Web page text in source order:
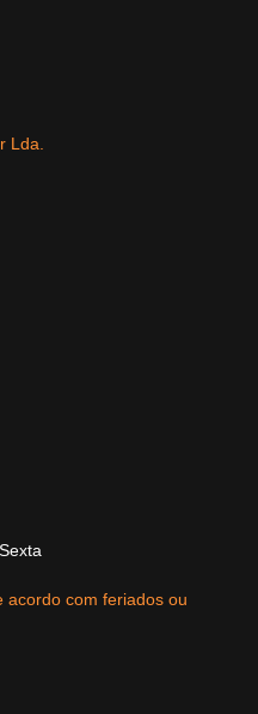
Lda.
acordo com feriados ou